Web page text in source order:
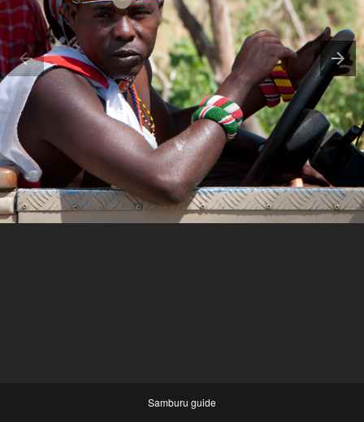
Samburu guide